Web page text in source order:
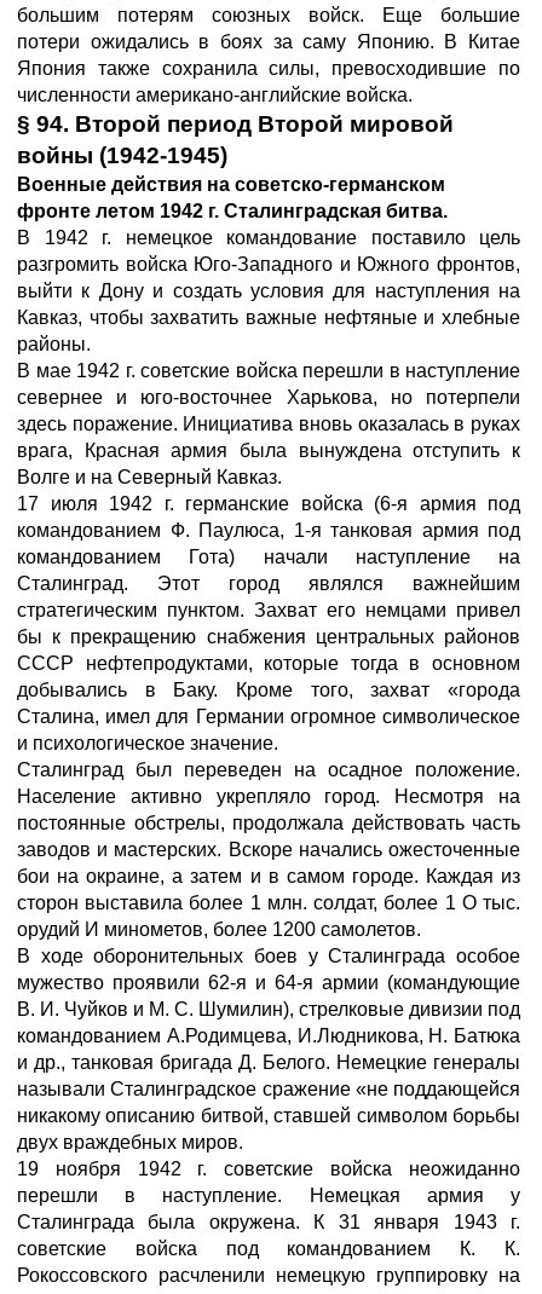
большим потерям союзных войск. Еще большие
потери ожидались в боях за саму Японию. В Китае
Япония также сохранила силы, превосходившие по
численности американо-английские войска.
§ 94. Второй период Второй мировой
войны (1942-1945)
Военные действия на советско-германском
фронте летом 1942 г. Сталинградская битва.
В 1942 г. немецкое командование поставило цель
разгромить войска Юго-Западного и Южного фронтов,
выйти к Дону и создать условия для наступления на
Кавказ, чтобы захватить важные нефтяные и хлебные
районы.
В мае 1942 г. советские войска перешли в наступление
севернее и юго-восточнее Харькова, но потерпели
здесь поражение. Инициатива вновь оказалась в руках
врага, Красная армия была вынуждена отступить к
Волге и на Северный Кавказ.
17 июля 1942 г. германские войска (6-я армия под
командованием Ф. Паулюса, 1-я танковая армия под
командованием Гота) начали наступление на
Сталинград. Этот город являлся важнейшим
стратегическим пунктом. Захват его немцами привел
бы к прекращению снабжения центральных районов
СССР нефтепродуктами, которые тогда в основном
добывались в Баку. Кроме того, захват «города
Сталина, имел для Германии огромное символическое
и психологическое значение.
Сталинград был переведен на осадное положение.
Население активно укрепляло город. Несмотря на
постоянные обстрелы, продолжала действовать часть
заводов и мастерских. Вскоре начались ожесточенные
бои на окраине, а затем и в самом городе. Каждая из
сторон выставила более 1 млн. солдат, более 1 О тыс.
орудий И минометов, более 1200 самолетов.
В ходе оборонительных боев у Сталинграда особое
мужество проявили 62-я и 64-я армии (командующие
В. И. Чуйков и М. С. Шумилин), стрелковые дивизии под
командованием А.Родимцева, И.Людникова, Н. Батюка
и др., танковая бригада Д. Белого. Немецкие генералы
называли Сталинградское сражение «не поддающейся
никакому описанию битвой, ставшей символом борьбы
двух враждебных миров.
19 ноября 1942 г. советские войска неожиданно
перешли в наступление. Немецкая армия у
Сталинграда была окружена. К 31 января 1943 г.
советские войска под командованием К. К.
Рокоссовского расчленили немецкую группировку на